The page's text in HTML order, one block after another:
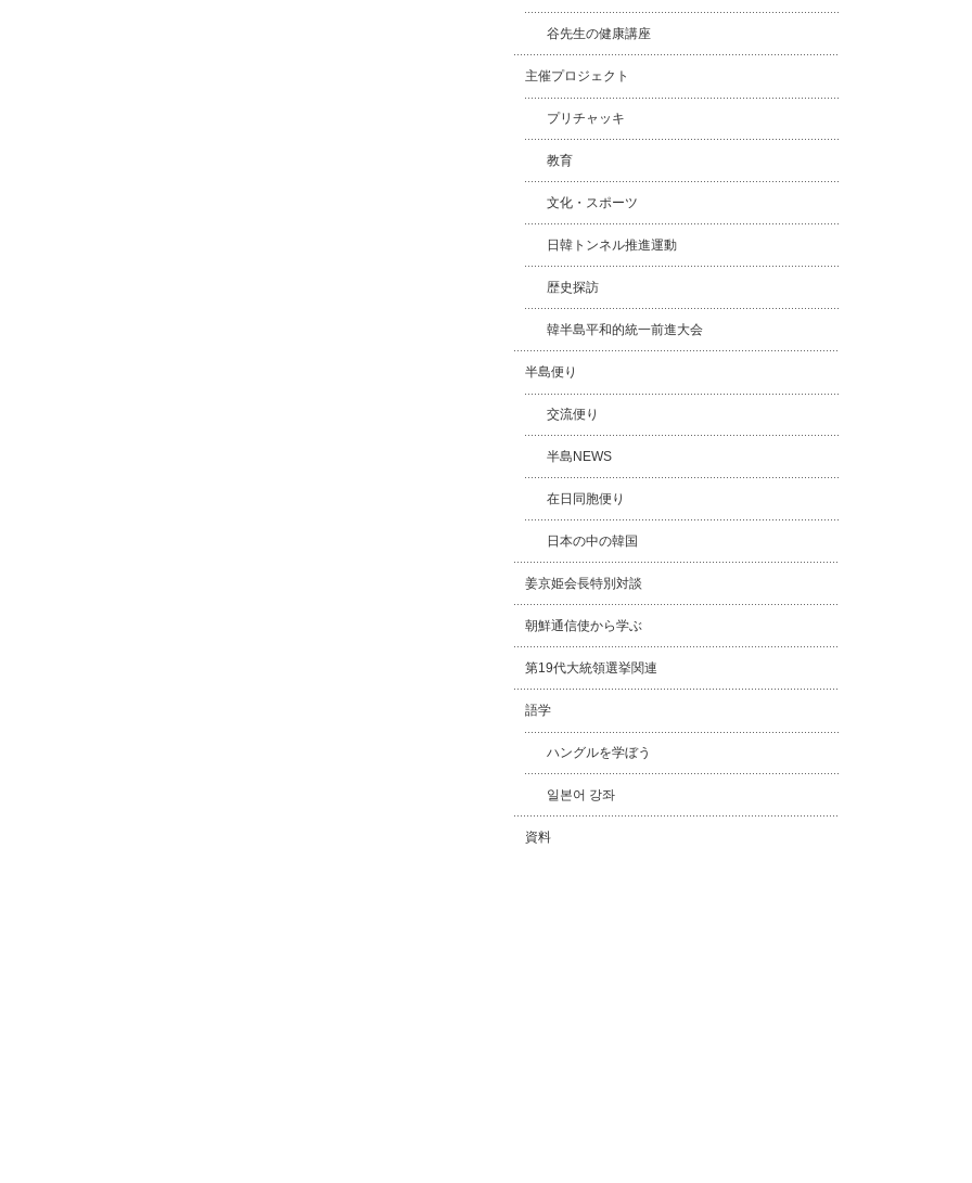
谷先生の健康講座
主催プロジェクト
プリチャッキ
教育
文化・スポーツ
日韓トンネル推進運動
歴史探訪
韓半島平和的統一前進大会
半島便り
交流便り
半島NEWS
在日同胞便り
日本の中の韓国
姜京姫会長特別対談
朝鮮通信使から学ぶ
第19代大統領選挙関連
語学
ハングルを学ぼう
일본어 강좌
資料